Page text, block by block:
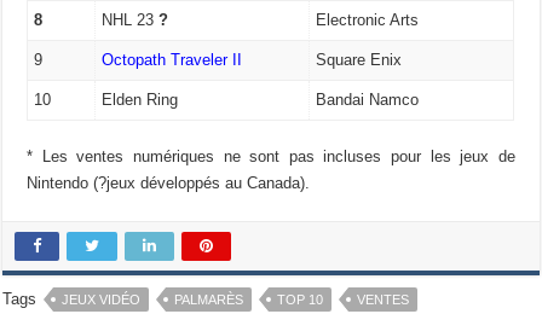
8 NHL 23 ? Electronic Arts
9 Octopath Traveler II Square Enix
10 Elden Ring Bandai Namco
* Les ventes numériques ne sont pas incluses pour les jeux de
Nintendo (?jeux développés au Canada).
Tags JEUX VIDÉO PALMARÈS TOP 10 VENTES